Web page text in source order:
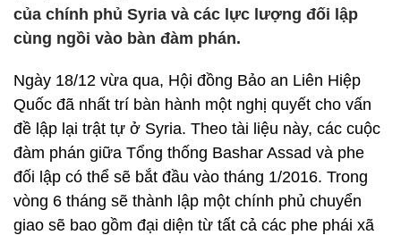
của chính phủ Syria và các lực lượng đối lập
cùng ngồi vào bàn đàm phán.
Ngày 18/12 vừa qua, Hội đồng Bảo an Liên Hiệp
Quốc đã nhất trí bàn hành một nghị quyết cho vấn
đề lập lại trật tự ở Syria. Theo tài liệu này, các cuộc
đàm phán giữa Tổng thống Bashar Assad và phe
đối lập có thể sẽ bắt đầu vào tháng 1/2016. Trong
vòng 6 tháng sẽ thành lập một chính phủ chuyển
giao sẽ bao gồm đại diện từ tất cả các phe phái xã